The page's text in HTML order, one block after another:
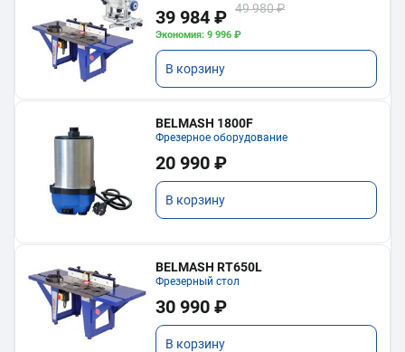
39 984 ₽ 49 980 ₽
Экономия: 9 996 ₽
В корзину
BELMASH 1800F
Фрезерное оборудование
20 990 ₽
В корзину
BELMASH RT650L
Фрезерный стол
30 990 ₽
В корзину